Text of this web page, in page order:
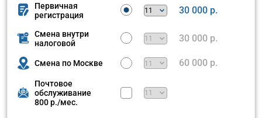
Первичная
регистрация
30 000 р.
Смена внутри
налоговой
30 000 р.
Смена по Москве 60 000 р.
Почтовое
обслуживание
800 р./мес.